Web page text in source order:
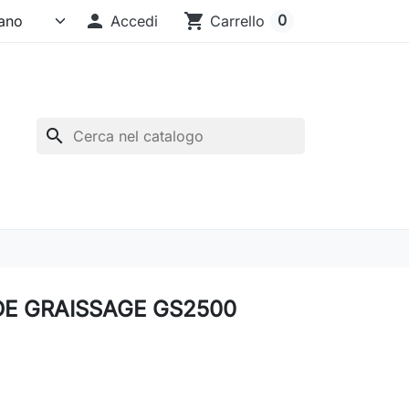
 Accedi shopping_cart Carrello 0
search
GRAISSAGE GS2500